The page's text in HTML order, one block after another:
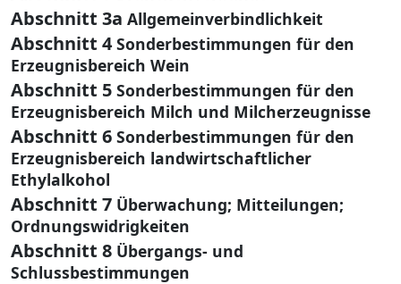
Abschnitt 3a Allgemeinverbindlichkeit
Abschnitt 4 Sonderbestimmungen für den
Erzeugnisbereich Wein
Abschnitt 5 Sonderbestimmungen für den
Erzeugnisbereich Milch und Milcherzeugnisse
Abschnitt 6 Sonderbestimmungen für den
Erzeugnisbereich landwirtschaftlicher
Ethylalkohol
Abschnitt 7 Überwachung; Mitteilungen;
Ordnungswidrigkeiten
Abschnitt 8 Übergangs- und
Schlussbestimmungen